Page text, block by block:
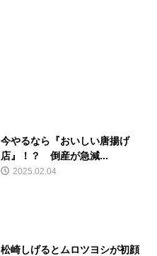
今やるなら『おいしい唐揚げ
店』！？ 倒産が急減...
2025.02.04
松崎しげるとムロツヨシが初顔